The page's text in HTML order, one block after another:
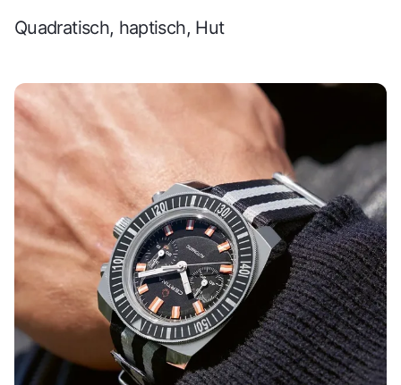
Quadratisch, haptisch, Hut